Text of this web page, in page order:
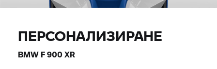
ПЕРСОНАЛИЗИРАНЕ
BMW F 900 XR